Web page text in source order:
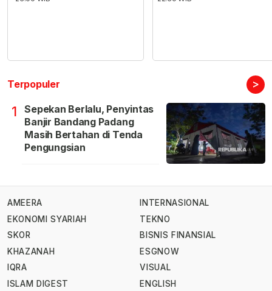
Terpopuler >
1
Sepekan Berlalu, Penyintas
Banjir Bandang Padang
Masih Bertahan di Tenda
Pengungsian
AMEERA
EKONOMI SYARIAH
SKOR
KHAZANAH
IQRA
ISLAM DIGEST
INTERNASIONAL
TEKNO
BISNIS FINANSIAL
ESGNOW
VISUAL
ENGLISH